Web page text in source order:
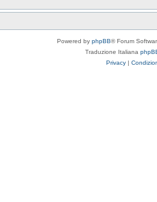
Powered by phpBB® Forum
Traduzione Italiana
Privacy |